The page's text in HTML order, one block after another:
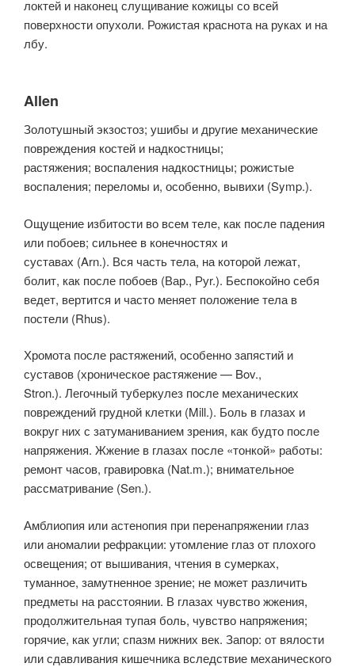
локтей и наконец слущивание кожицы со всей
поверхности опухоли. Рожистая краснота на руках и на
лбу.
Allen
Золотушный экзостоз; ушибы и другие механические
повреждения костей и надкостницы;
растяжения; воспаления надкостницы; рожистые
воспаления; переломы и, особенно, вывихи (Symp.).
Ощущение избитости во всем теле, как после падения
или побоев; сильнее в конечностях и
суставах (Arn.). Вся часть тела, на которой лежат,
болит, как после побоев (Вар., Руr.). Беспокойно себя
ведет, вертится и часто меняет положение тела в
постели (Rhus).
Хромота после растяжений, особенно запястий и
суставов (хроническое растяжение — Bov.,
Stron.). Легочный туберкулез после механических
повреждений грудной клетки (Mill.). Боль в глазах и
вокруг них с затуманиванием зрения, как будто после
напряжения. Жжение в глазах после «тонкой» работы:
ремонт часов, гравировка (Nat.m.); внимательное
рассматривание (Sen.).
Амблиопия или астенопия при перенапряжении глаз
или аномалии рефракции: утомление глаз от плохого
освещения; от вышивания, чтения в сумерках,
туманное, замутненное зрение; не может различить
предметы на расстоянии. В глазах чувство жжения,
продолжительная тупая боль, чувство напряжения;
горячие, как угли; спазм нижних век. Запор: от вялости
или сдавливания кишечника вследствие механического